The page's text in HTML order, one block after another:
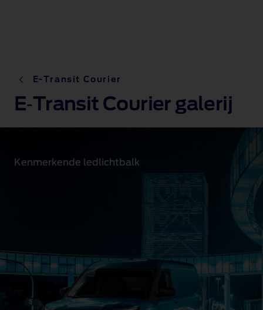
E-Transit Courier
E‑Transit Courier galerij
Kenmerkende ledlichtbalk